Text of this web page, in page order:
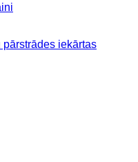
pārstrādes iekārtas